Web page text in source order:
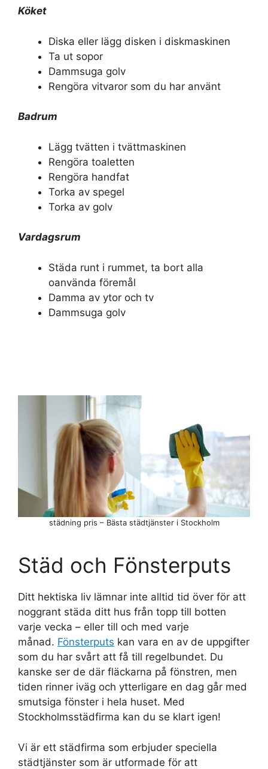
Köket
Diska eller lägg disken i diskmaskinen
Ta ut sopor
Dammsuga golv
Rengöra vitvaror som du har använt
Badrum
Lägg tvätten i tvättmaskinen
Rengöra toaletten
Rengöra handfat
Torka av spegel
Torka av golv
Vardagsrum
Städa runt i rummet, ta bort alla
oanvända föremål
Damma av ytor och tv
Dammsuga golv
städning pris – Bästa städtjänster i Stockholm
Städ och Fönsterputs
Ditt hektiska liv lämnar inte alltid tid över för att
noggrant städa ditt hus från topp till botten
varje vecka – eller till och med varje
månad. Fönsterputs kan vara en av de uppgifter
som du har svårt att få till regelbundet. Du
kanske ser de där fläckarna på fönstren, men
tiden rinner iväg och ytterligare en dag går med
smutsiga fönster i hela huset. Med
Stockholmsstädfirma kan du se klart igen!
Vi är ett städfirma som erbjuder speciella
städtjänster som är utformade för att